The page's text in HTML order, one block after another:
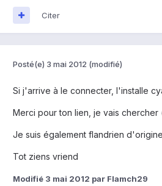
Citer
Posté(e) 3 mai 2012 (modifié)
Si j'arrive à le connecter, l'installe
Merci pour ton lien, je vais
Je suis également flandrien
Tot ziens vriend
Modifié 3 mai 2012 par Flamch29